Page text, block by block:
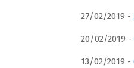
27/02/2019 -
20/02/2019 -
13/02/2019 -